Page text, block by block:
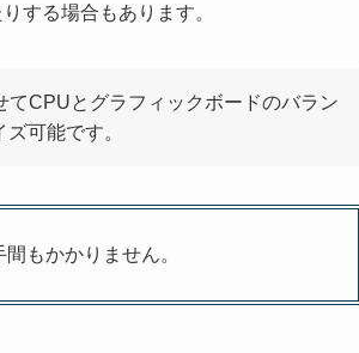
する場合もあります。
CPUとグラフィックボードのバラン
可能です。
もかかりません。